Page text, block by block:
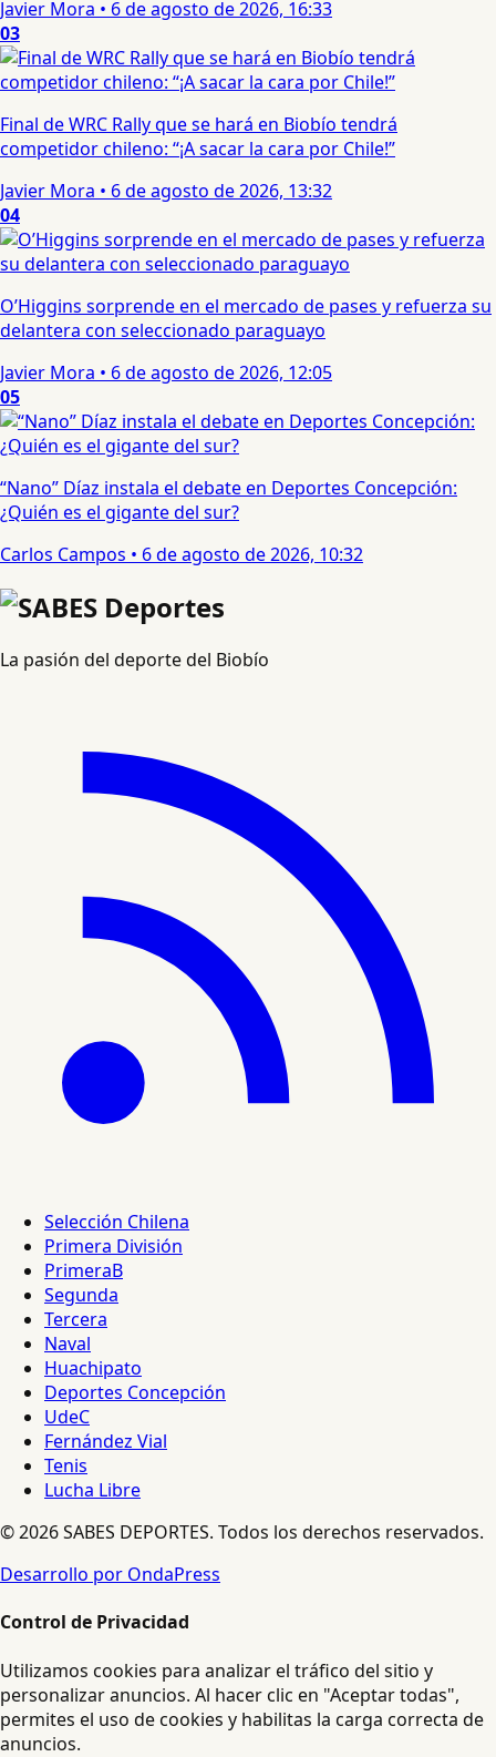
Javier Mora • 6 de agosto de 2026, 16:33
03
Final de WRC Rally que se hará en Biobío tendrá
competidor chileno: “¡A sacar la cara por Chile!”
Javier Mora • 6 de agosto de 2026, 13:32
04
O’Higgins sorprende en el mercado de pases y refuerza su
delantera con seleccionado paraguayo
Javier Mora • 6 de agosto de 2026, 12:05
05
“Nano” Díaz instala el debate en Deportes Concepción:
¿Quién es el gigante del sur?
Carlos Campos • 6 de agosto de 2026, 10:32
La pasión del deporte del Biobío
Selección Chilena
Primera División
PrimeraB
Segunda
Tercera
Naval
Huachipato
Deportes Concepción
UdeC
Fernández Vial
Tenis
Lucha Libre
© 2026 SABES DEPORTES. Todos los derechos reservados.
Desarrollo por OndaPress
Control de Privacidad
Utilizamos cookies para analizar el tráfico del sitio y
personalizar anuncios. Al hacer clic en "Aceptar todas",
permites el uso de cookies y habilitas la carga correcta de
anuncios.